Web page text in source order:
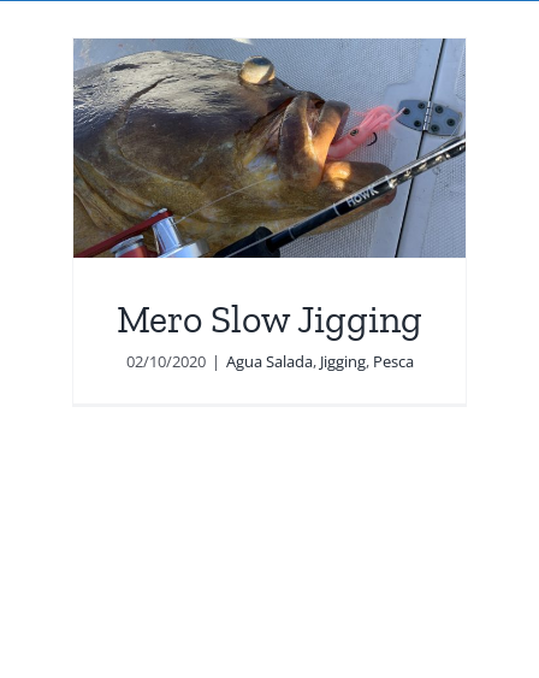
Mero Slow Jigging
02/10/2020 | Agua Salada, Jigging, Pesca